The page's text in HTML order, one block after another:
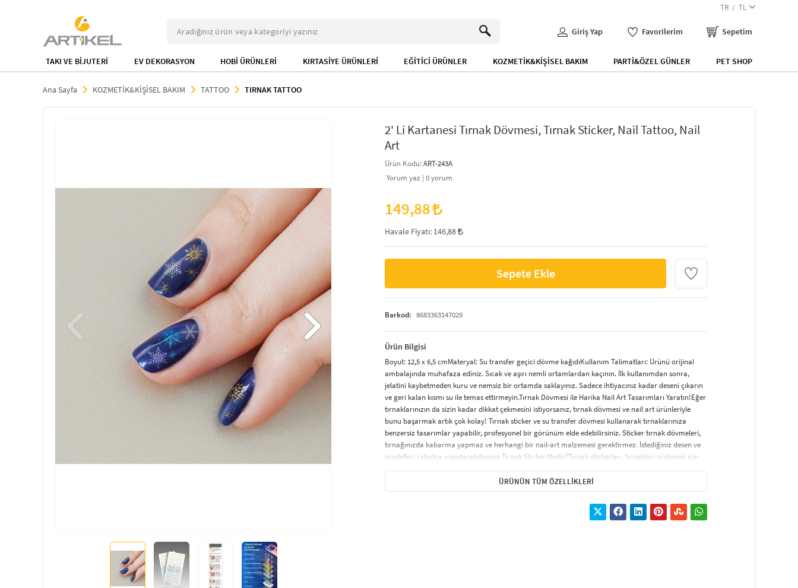
TR TL
Giriş Yap Favorilerim Sepetim
TAKI VE BİJUTERİ EV DEKORASYON HOBİ ÜRÜNLERİ KIRTASİYE ÜRÜNLERİ EĞİTİCİ ÜRÜNLER KOZMETİK&KİŞİSEL BAKIM PARTİ&ÖZEL GÜNLER PET SHOP
Ana Sayfa KOZMETİK&KİŞİSEL BAKIM TATTOO TIRNAK TATTOO
2' Li Kartanesi Tırnak Dövmesi, Tırnak Sticker, Nail Tattoo, Nail
Art
Ürün Kodu:ART-243A
Yorum yaz | 0yorum
149,88
Havale Fiyatı: 146,88
Sepete Ekle
Barkod: 8683363147029
Ürün Bilgisi
Boyut: 12,5 x 6,5 cmMateryal: Su transfer geçici dövme kağıdıKullanım Talimatları: Ürünü orijinal
ambalajında muhafaza ediniz. Sıcak ve aşırı nemli ortamlardan kaçının. İlk kullanımdan sonra,
jelatini kaybetmeden kuru ve nemsiz bir ortamda saklayınız. Sadece ihtiyacınız kadar deseni çıkarın
ve geri kalan kısmı su ile temas ettirmeyin.Tırnak Dövmesi ile Harika Nail Art Tasarımları Yaratın!Eğer
tırnaklarınızın da sizin kadar dikkat çekmesini istiyorsanız, tırnak dövmesi ve nail art ürünleriyle
bunu başarmak artık çok kolay! Tırnak sticker ve su transfer dövmesi kullanarak tırnaklarınıza
benzersiz tasarımlar yapabilir, profesyonel bir görünüm elde edebilirsiniz. Sticker tırnak dövmeleri,
tırnağınızda kabarma yapmaz ve herhangi bir nail-art malzemesi gerektirmez. İstediğiniz desen ve
modelleri rahatça uygulayabilirsiniz.Tırnak Sticker Nedir?Tırnak stickerları, tırnakları süslemek için
süsleme sonucu elde etmenizi sağlar. Tırnak sticker çeşitleri arasında; tırnağın tamamını kaplayan,
tek renk oje görünümü verenler ve minik şekillerle süslenen modeller yer almaktadır. Ayrıca, çiçek,
karikatür figürleri ve hayvan desenleri gibi çok çeşitli seçenekler de mevcuttur.Tırnak Sticker Nasıl
Uygulanır?Tırnak sticker uygulaması, hızlı ve kolaydır. İşte adım adım nasıl yapılacağı:Tırnaklarınız
ÜRÜNÜN TÜM ÖZELLIKLERI